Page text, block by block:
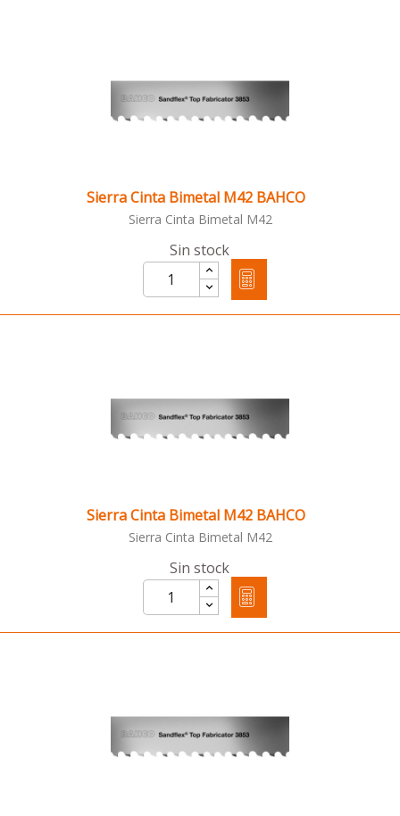
Sierra Cinta Bimetal M42 BAHCO
Sierra Cinta Bimetal M42
Sin stock
Sierra Cinta Bimetal M42 BAHCO
Sierra Cinta Bimetal M42
Sin stock